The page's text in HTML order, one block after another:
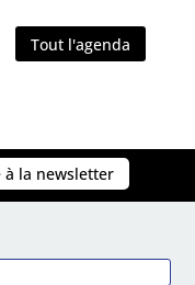
Tout l'agenda
à la newsletter